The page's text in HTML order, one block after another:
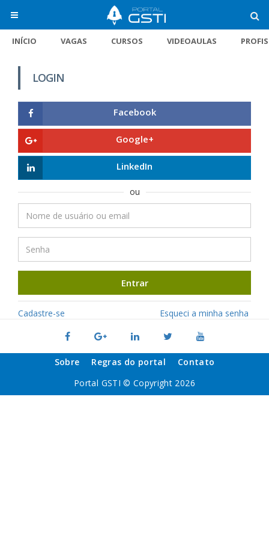
INÍCIO VAGAS CURSOS VIDEOAULAS
LOGIN
Facebook
Google+
LinkedIn
ou
Entrar
Cadastre-se Esqueci a minha senha
Sobre Regras do portal
Contato
Portal GSTI © Copyright 2026